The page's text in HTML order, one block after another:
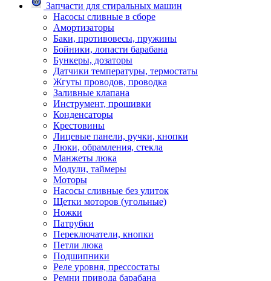
Запчасти для стиральных машин
Насосы сливные в сборе
Амортизаторы
Баки, противовесы, пружины
Бойники, лопасти барабана
Бункеры, дозаторы
Датчики температуры, термостаты
Жгуты проводов, проводка
Заливные клапана
Инструмент, прошивки
Конденсаторы
Крестовины
Лицевые панели, ручки, кнопки
Люки, обрамления, стекла
Манжеты люка
Модули, таймеры
Моторы
Насосы сливные без улиток
Щетки моторов (угольные)
Ножки
Патрубки
Переключатели, кнопки
Петли люка
Подшипники
Реле уровня, прессостаты
Ремни привода барабана